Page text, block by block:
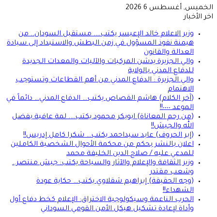
الخميس, أغسطس 6 2026
اخر الأخبار
وزير الاعلام خالد الإعيسر يكتب…. مستقبل السودان.. من
هيمنة نفوذ المسؤول في زمن البطش والاستبداد إلى سيادة
العدالة والقانون
والي الجزيرة يدشن المركبات والآليات والمعدات الجديدة
للدفاع المدني بالولاية
والي الجزيرة : الدفاع المدني من أهم القطاعات وتستوجب
الاهتمام
(آخر الكلام) هاشم القصاص يكتب… الدفاع المدني… دائماً في
الموعد ٠٠٠٠!!
(من رحم المعاناة) ابوبكر محمود يكتب…. لمة عافية بفضل
الله والجيش!!
(إبر الحروف) عابد سيداحمد يكتب… شكرا كامل إدريس!!
اعلان بالنشر بحكم من محكمة الأحوال الشخصية الكاملين
للمدعي عليه / صلاح الدين الخليفة محمد
وزير الثقافة والإعلام والآثار والسياحة يكتب: جيش منتصر..
وشعب مقتدر
(وجه الحقيقة) إبراهيم شقلاوي يكتب… حكاية عودة
الشهداء!!
الحرب الناعمة وسيكولوجية الاختراق: الإعلام كخط دفاع أول
وأداة لإعادة تشكيل هيكل الأمن القومي السوداني